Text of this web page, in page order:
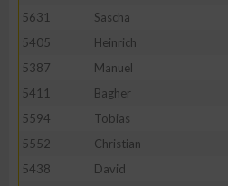
5631
Sascha
5405
Heinrich
5387
Manuel
5411
Bagher
5594
Tobias
5552
Christian
5438
David
Verwendung reduzierter Daten
Verwendung genauer